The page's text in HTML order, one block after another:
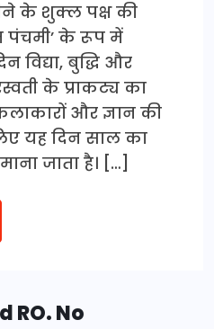
के शुक्ल पक्ष की
पंचमी’ के रूप में
विद्या, बुद्धि और
के प्राकट्य का
कलाकारों और ज्ञान की
यह दिन साल का
जाता है। […]
RO. No